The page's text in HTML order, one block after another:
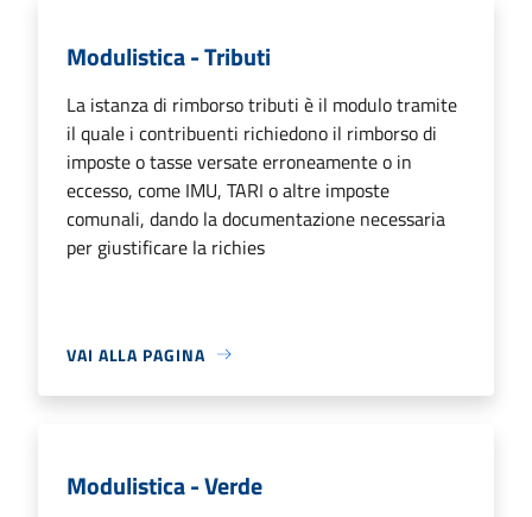
Modulistica - Tributi
La istanza di rimborso tributi è il modulo tramite
il quale i contribuenti richiedono il rimborso di
imposte o tasse versate erroneamente o in
eccesso, come IMU, TARI o altre imposte
comunali, dando la documentazione necessaria
per giustificare la richies
VAI ALLA PAGINA
Modulistica - Verde